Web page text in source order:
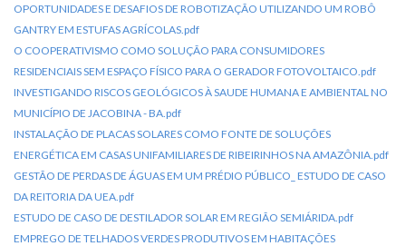
OPORTUNIDADES E DESAFIOS DE ROBOTIZAÇÃO UTILIZANDO UM ROBÔ
GANTRY EM ESTUFAS AGRÍCOLAS.pdf
O COOPERATIVISMO COMO SOLUÇÃO PARA CONSUMIDORES
RESIDENCIAIS SEM ESPAÇO FÍSICO PARA O GERADOR FOTOVOLTAICO.pdf
INVESTIGANDO RISCOS GEOLÓGICOS À SAUDE HUMANA E AMBIENTAL NO
MUNICÍPIO DE JACOBINA - BA.pdf
INSTALAÇÃO DE PLACAS SOLARES COMO FONTE DE SOLUÇÕES
ENERGÉTICA EM CASAS UNIFAMILIARES DE RIBEIRINHOS NA AMAZÔNIA.pdf
GESTÃO DE PERDAS DE ÁGUAS EM UM PRÉDIO PÚBLICO_ ESTUDO DE CASO
DA REITORIA DA UEA.pdf
ESTUDO DE CASO DE DESTILADOR SOLAR EM REGIÃO SEMIÁRIDA.pdf
EMPREGO DE TELHADOS VERDES PRODUTIVOS EM HABITAÇÕES